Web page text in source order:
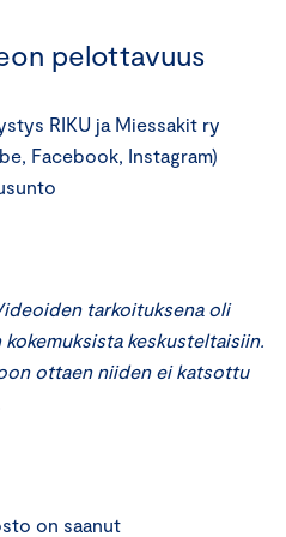
pelottavuus
RIKU ja Miessakit ry
Facebook, Instagram)
tarkoituksena oli
keskusteltaisiin.
ottaen niiden ei katsottu
on saanut